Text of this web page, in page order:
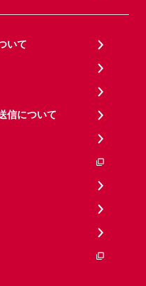
いて
信について